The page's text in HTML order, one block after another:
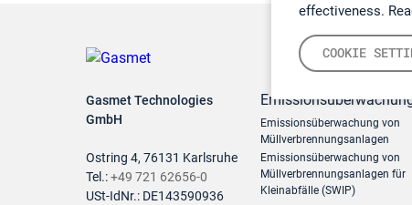
effectiveness.
COOKIE
Gasmet Technologies
GmbH
Ostring 4, 76131 Karlsruhe
Tel.:+49 721 62656-0
USt-IdNr.: DE143590936
Emissionsüberwachung von
Müllverbrennungsanlagen
Emissionsüberwachung von
Müllverbrennungsanlagen für
Kleinabfälle (SWIP)